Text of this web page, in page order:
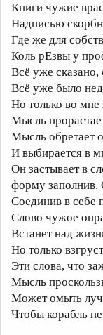
Книги чужие
Надписью
Где же для
Коль рЕзвы у
Всё уже сказано,
Всё уже было
Но только во
Мысль
Мысль обретает
И выбирается в
Он застывает в
форму заполнив.
Соединив в себе
Слово чужое
Встанет над
Но только
Эти слова, что
Мысль
Может омыть
Чтобы корабль